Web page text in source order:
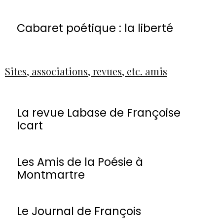
Cabaret poétique : la liberté
Sites, associations, revues, etc. amis
La revue Labase de Françoise
Icart
Les Amis de la Poésie à
Montmartre
Le Journal de François